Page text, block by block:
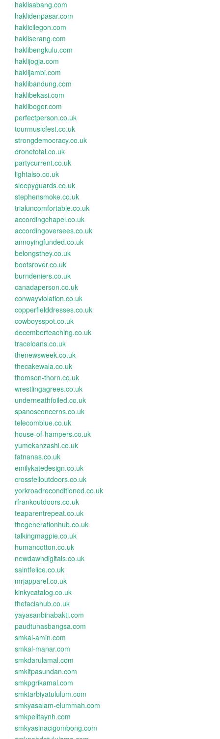
haklisabang.com
haklidenpasar.com
haklicilegon.com
hakliserang.com
haklibengkulu.com
haklijogja.com
haklijambi.com
haklibandung.com
haklibekasi.com
haklibogor.com
perfectperson.co.uk
tourmusicfest.co.uk
strongdemocracy.co.uk
dronetotal.co.uk
partycurrent.co.uk
lightalso.co.uk
sleepyguards.co.uk
stephensmoke.co.uk
trialuncomfortable.co.uk
accordingchapel.co.uk
accordingoversees.co.uk
annoyingfunded.co.uk
belongsthey.co.uk
bootsrover.co.uk
burndeniers.co.uk
canadaperson.co.uk
conwayviolation.co.uk
copperfielddresses.co.uk
cowboysspot.co.uk
decemberteaching.co.uk
traceloans.co.uk
thenewsweek.co.uk
thecakewala.co.uk
thomson-thorn.co.uk
wrestlingagrees.co.uk
underneathfoiled.co.uk
spanosconcerns.co.uk
telecomblue.co.uk
house-of-hampers.co.uk
yumekanzashi.co.uk
fatnanas.co.uk
emilykatedesign.co.uk
crossfelloutdoors.co.uk
yorkroadreconditioned.co.uk
rfrankoutdoors.co.uk
teaparentrepeat.co.uk
thegenerationhub.co.uk
talkingmagpie.co.uk
humancotton.co.uk
newdawndigitals.co.uk
saintfelice.co.uk
mrjapparel.co.uk
kinkycatalog.co.uk
thefaciahub.co.uk
yayasanbinabakti.com
paudtunasbangsa.com
smkal-amin.com
smkal-manar.com
smkdarulamal.com
smkitpasundan.com
smkpgrikamal.com
smktarbiyatululum.com
smkyasalam-elummah.com
smkpelitaynh.com
smkyasinacigombong.com